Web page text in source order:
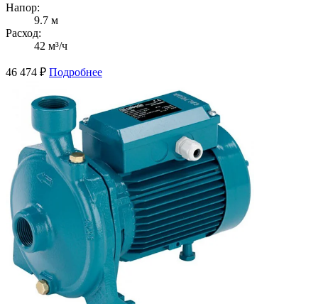
Напор:
9.7 м
Расход:
42 м³/ч
46 474 ₽ Подробнее